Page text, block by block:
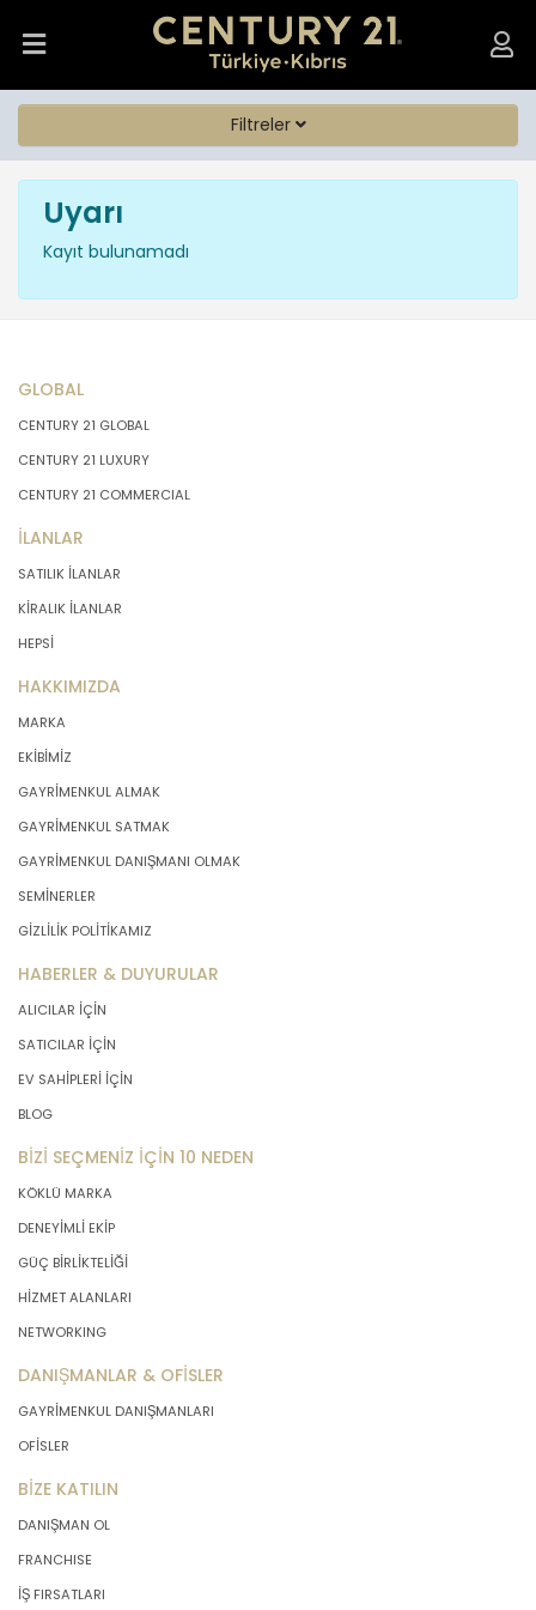
Filtreler
Uyarı
Kayıt bulunamadı
GLOBAL
CENTURY 21 GLOBAL
CENTURY 21 LUXURY
CENTURY 21 COMMERCIAL
İLANLAR
SATILIK İLANLAR
KİRALIK İLANLAR
HEPSİ
HAKKIMIZDA
MARKA
EKİBİMİZ
GAYRİMENKUL ALMAK
GAYRİMENKUL SATMAK
GAYRİMENKUL DANIŞMANI OLMAK
SEMİNERLER
GİZLİLİK POLİTİKAMIZ
HABERLER & DUYURULAR
ALICILAR İÇİN
SATICILAR İÇİN
EV SAHİPLERİ İÇİN
BLOG
BİZİ SEÇMENİZ İÇİN 10 NEDEN
KÖKLÜ MARKA
DENEYİMLİ EKİP
GÜÇ BİRLİKTELİĞİ
HİZMET ALANLARI
NETWORKING
DANIŞMANLAR & OFİSLER
GAYRİMENKUL DANIŞMANLARI
OFİSLER
BİZE KATILIN
DANIŞMAN OL
FRANCHISE
İŞ FIRSATLARI